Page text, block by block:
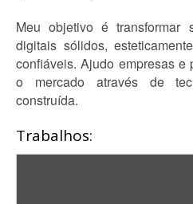
Meu objetivo é transformar
digitais sólidos,
confiáveis. Ajudo empresas e
o mercado através de
construída.
Trabalhos: